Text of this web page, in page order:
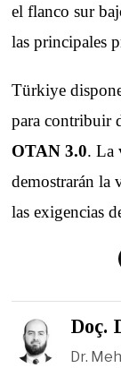
el flanco sur
las principales
Türkiye
para contribuir
OTAN 3.0. La
demostrarán la
las exigencias
Doç.
Dr.